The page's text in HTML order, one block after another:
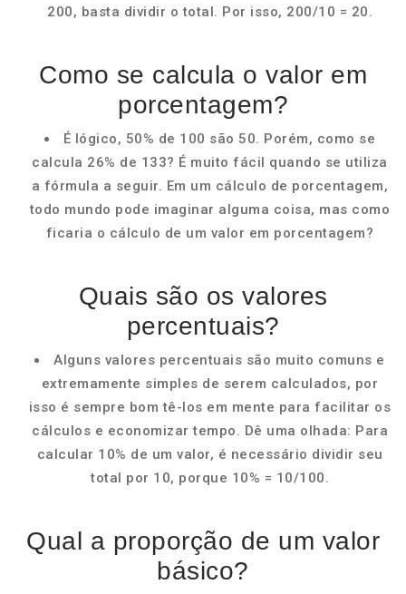
200, basta dividir o total. Por isso, 200/10 = 20.
Como se calcula o valor em
porcentagem?
É lógico, 50% de 100 são 50. Porém, como se
calcula 26% de 133? É muito fácil quando se utiliza
a fórmula a seguir. Em um cálculo de porcentagem,
todo mundo pode imaginar alguma coisa, mas como
ficaria o cálculo de um valor em porcentagem?
Quais são os valores
percentuais?
Alguns valores percentuais são muito comuns e
extremamente simples de serem calculados, por
isso é sempre bom tê-los em mente para facilitar os
cálculos e economizar tempo. Dê uma olhada: Para
calcular 10% de um valor, é necessário dividir seu
total por 10, porque 10% = 10/100.
Qual a proporção de um valor
básico?